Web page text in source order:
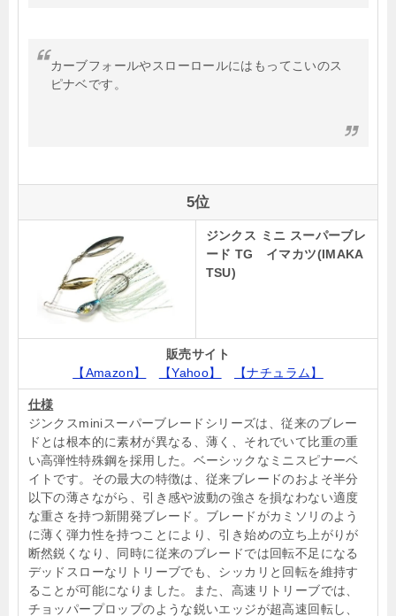
カーブフォールやスローロールにはもってこいのス
ピナベです。
5位
ジンクス ミニ スーパーブレ
ード TG イマカツ(IMAKA
TSU)
販売サイト
【Amazon】
【Yahoo】 【ナチュラム】
仕様
ジンクスminiスーパーブレードシリーズは、従来のブレー
ドとは根本的に素材が異なる、薄く、それでいて比重の重
い高弾性特殊鋼を採用した。ベーシックなミニスピナーベ
イトです。その最大の特徴は、従来ブレードのおよそ半分
以下の薄さながら、引き感や波動の強さを損なわない適度
な重さを持つ新開発ブレード。ブレードがカミソリのよう
に薄く弾力性を持つことにより、引き始めの立ち上がりが
断然鋭くなり、同時に従来のブレードでは回転不足になる
デッドスローなリトリーブでも、シッカリと回転を維持す
ることが可能になりました。また、高速リトリーブでは、
チョッパープロップのような鋭いエッジが超高速回転し、